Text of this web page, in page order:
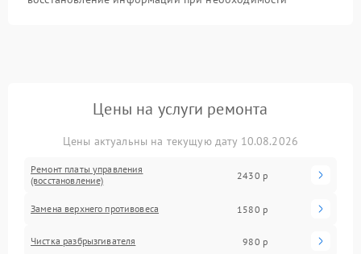
Цены на услуги ремонта
Цены актуальны на текущую дату 10.08.2026
Ремонт платы управления
(восстановление)
2430 р
Замена верхнего противовеса 1580 р
Чистка разбрызгивателя 980 р